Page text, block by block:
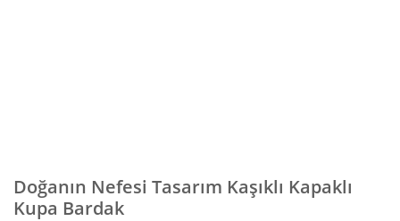
Doğanın Nefesi Tasarım Kaşıklı Kapaklı
Kupa Bardak